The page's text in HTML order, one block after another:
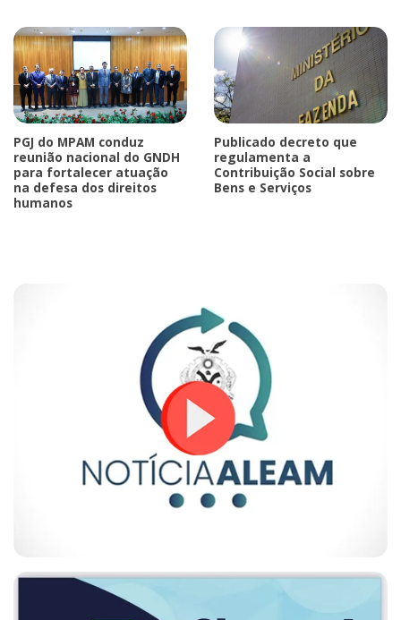
PGJ do MPAM conduz
reunião nacional do GNDH
para fortalecer atuação
na defesa dos direitos
humanos
Publicado decreto que
regulamenta a
Contribuição Social sobre
Bens e Serviços